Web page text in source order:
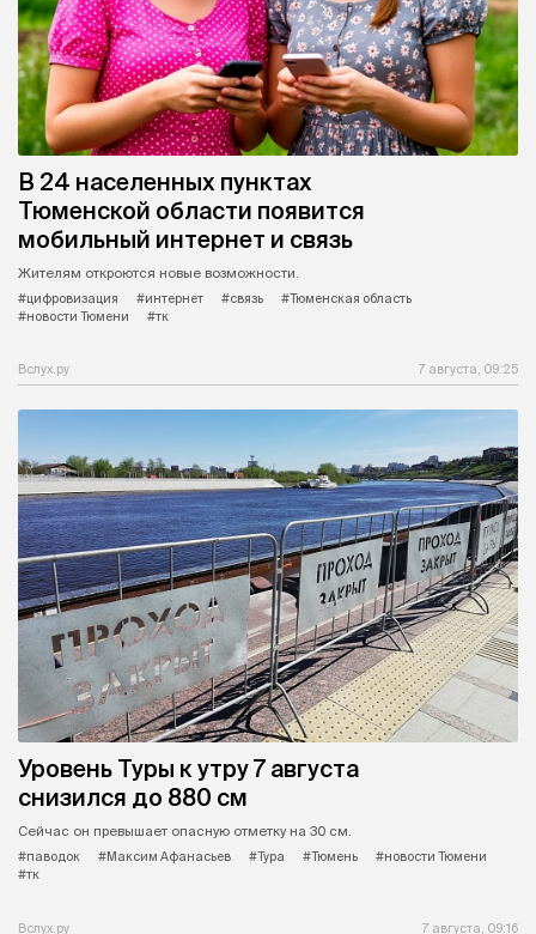
В 24 населенных пунктах
Тюменской области появится
мобильный интернет и связь
Жителям откроются новые возможности.
#цифровизация
#интернет #связь
#Тюменская область
#новости Тюмени
#тк
Вслух.ру 7 августа, 09:25
Уровень Туры к утру 7 августа
снизился до 880 см
Сейчас он превышает опасную отметку на 30 см.
#паводок
#Максим Афанасьев #Тура #Тюмень
#новости Тюмени
#тк
Вслух.ру 7 августа, 09:16